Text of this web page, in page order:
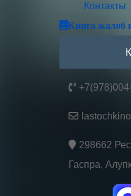
Контакты
Книга жалоб
298662
Гаспра,